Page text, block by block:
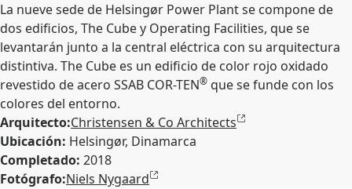
La nueve sede de Helsingør Power Plant se compone de
dos edificios, The Cube y Operating Facilities, que se
levantarán junto a la central eléctrica con su arquitectura
distintiva. The Cube es un edificio de color rojo oxidado
revestido de acero SSAB COR-TEN® que se funde con los
colores del entorno.
Arquitecto:Christensen & Co Architects
Ubicación: Helsingør, Dinamarca
Completado: 2018
Fotógrafo:Niels Nygaard